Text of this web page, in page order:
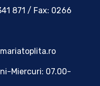
871 / Fax: 0266
Miercuri: 07.00-